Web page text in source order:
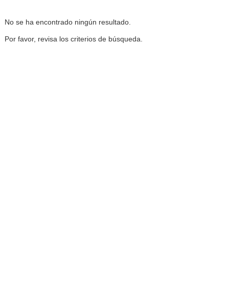
No se ha encontrado ningún resultado.
Por favor, revisa los criterios de búsqueda.